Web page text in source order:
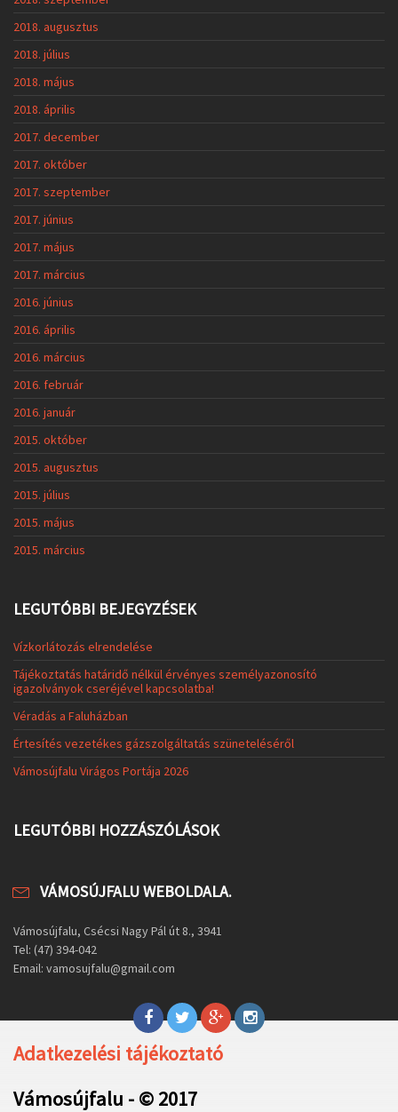
2018. augusztus
2018. július
2018. május
2018. április
2017. december
2017. október
2017. szeptember
2017. június
2017. május
2017. március
2016. június
2016. április
2016. március
2016. február
2016. január
2015. október
2015. augusztus
2015. július
2015. május
2015. március
LEGUTÓBBI BEJEGYZÉSEK
Vízkorlátozás elrendelése
Tájékoztatás határidő nélkül érvényes személyazonosító
igazolványok cseréjével kapcsolatba!
Véradás a Faluházban
Értesítés vezetékes gázszolgáltatás szüneteléséről
Vámosújfalu Virágos Portája 2026
LEGUTÓBBI HOZZÁSZÓLÁSOK
VÁMOSÚJFALU WEBOLDALA.
Vámosújfalu, Csécsi Nagy Pál út 8., 3941
Tel: (47) 394-042
Email: vamosujfalu@gmail.com
Adatkezelési tájékoztató
Vámosújfalu - © 2017